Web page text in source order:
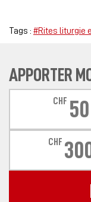
Tags : #Rites liturgie
APPORTER
CHF 50
CHF